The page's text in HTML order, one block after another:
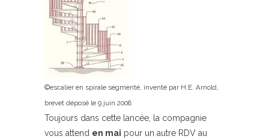
©escalier en spirale segmenté, inventé par H.E. Arnold,
brevet déposé le 9 juin 2008
Toujours dans cette lancée, la compagnie
vous attend en mai pour un autre RDV au